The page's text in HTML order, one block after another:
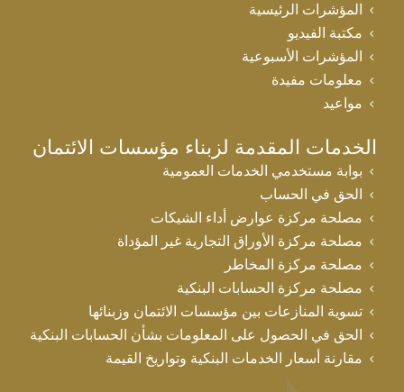
المؤشرات الرئيسية
مكتبة الفيديو
المؤشرات الأسبوعية
معلومات مفيدة
مواعيد
الخدمات المقدمة لزبناء مؤسسات الائتمان
بوابة مستخدمي الخدمات العمومية
الحق في الحساب
مصلحة مركزة عوارض أداء الشيكات
مصلحة مركزة الأوراق التجارية غير المؤداة
مصلحة مركزة المخاطر
مصلحة مركزة الحسابات البنكية
تسوية المنازعات بين مؤسسات الائتمان وزبنائها
الحق في الحصول على المعلومات بشأن الحسابات البنكية
مقارنة أسعار الخدمات البنكية وتواريخ القيمة